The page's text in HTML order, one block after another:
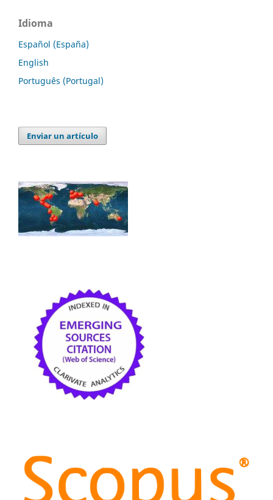
Idioma
Español (España)
English
Português (Portugal)
Enviar un artículo